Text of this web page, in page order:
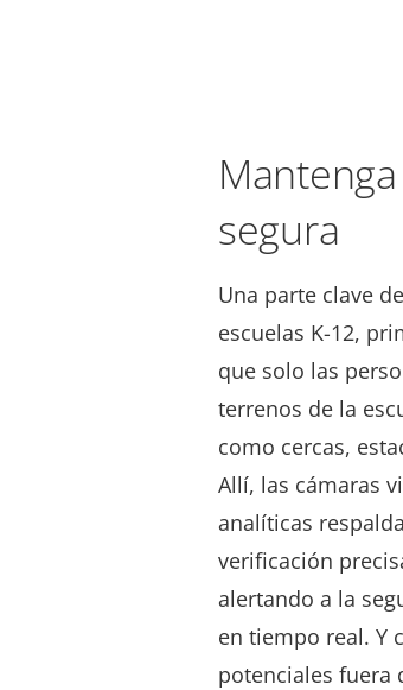
segura
Una parte clave
escuelas K-12,
que solo las
terrenos de la
como cercas,
Allí, las cámaras
analíticas
verificación
alertando a la
en tiempo real. Y
potenciales fuera